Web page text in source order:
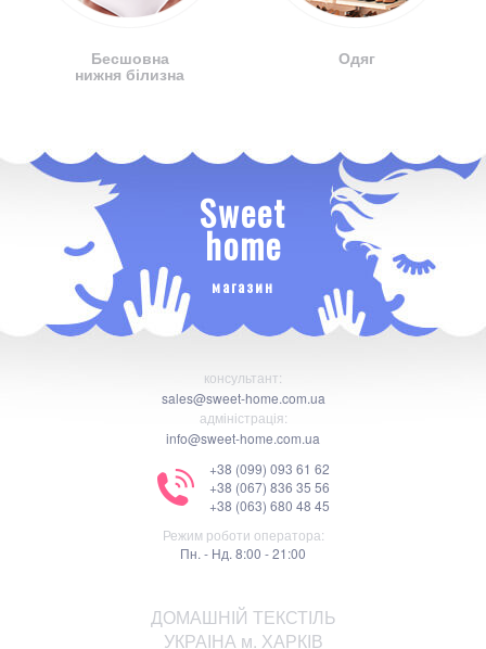
Бесшовна
нижня білизна
Одяг
Sweet
home
магазин
консультант:
sales@sweet-home.com.ua
адміністрація:
info@sweet-home.com.ua
+38 (099) 093 61 62
+38 (067) 836 35 56
+38 (063) 680 48 45
Режим роботи оператора:
Пн. - Нд. 8:00 - 21:00
ДОМАШНІЙ ТЕКСТІЛЬ
УКРАІНА м. ХАРКІВ